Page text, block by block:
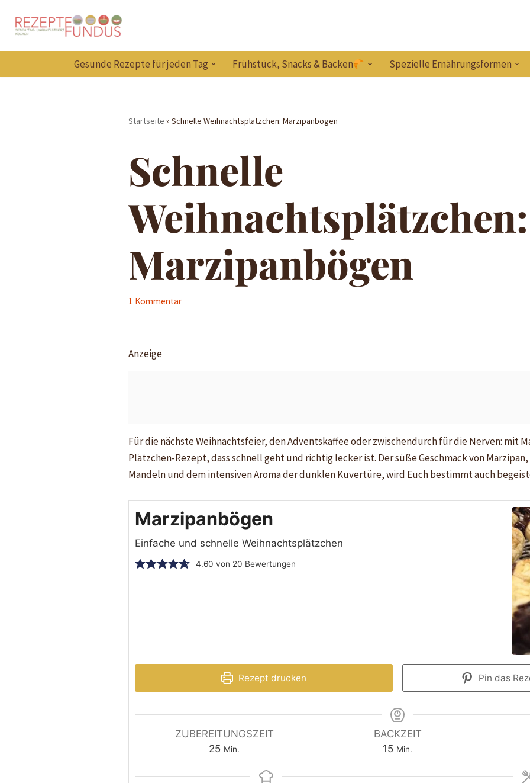
Zum
Inhalt
Gesunde Rezepte für jeden Tag Frühstück, Snacks & Backen Spezielle Ernährungsformen
Startseite » Schnelle Weihnachtsplätzchen: Marzipanbögen
Schnelle
Weihnachtsplätzchen:
Marzipanbögen
1 Kommentar
Anzeige
Für die nächste Weihnachtsfeier, den Adventskaffee oder zwischendurch für die Nerven: mit
Plätzchen-Rezept, dass schnell geht und richtig lecker ist. Der süße Geschmack von
Mandeln und dem intensiven Aroma der dunklen Kuvertüre, wird Euch bestimmt auch
Marzipanbögen
Einfache und schnelle Weihnachtsplätzchen
4.60 von 20 Bewertungen
Rezept drucken Pin das
ZUBEREITUNGSZEIT
25 Min.
BACKZEIT
15 Min.